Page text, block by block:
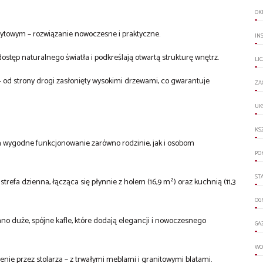
– rozwiązanie nowoczesne i praktyczne.
naturalnego światła i podkreślają otwartą strukturę wnętrz.
strony drogi zasłonięty wysokimi drzewami, co gwarantuje
funkcjonowanie zarówno rodzinie, jak i osobom
dzienna, łącząca się płynnie z holem (16,9 m²) oraz kuchnią (11,3
duże, spójne kafle, które dodają elegancji i nowoczesnego
przez stolarza – z trwałymi meblami i granitowymi blatami.